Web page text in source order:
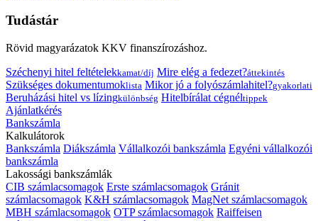
Tudástár
Rövid magyarázatok KKV finanszírozáshoz.
Széchenyi hitel feltételekkamat/díj Mire elég a fedezet?áttekintés
Szükséges dokumentumoklista Mikor jó a folyószámlahitel?gyakorlati
Beruházási hitel vs lízingkülönbség Hitelbírálat cégnéltippek
Ajánlatkérés
Bankszámla
Kalkulátorok
Bankszámla Diákszámla Vállalkozói bankszámla Egyéni vállalkozói
bankszámla
Lakossági bankszámlák
CIB számlacsomagok Erste számlacsomagok Gránit
számlacsomagok K&H számlacsomagok MagNet számlacsomagok
MBH számlacsomagok OTP számlacsomagok Raiffeisen